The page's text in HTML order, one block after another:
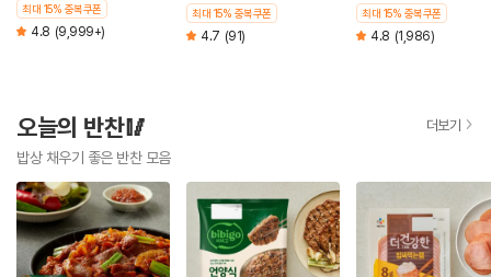
최대 15% 중복쿠폰
4.8 (9,999+)
최대 15% 중복쿠폰
4.7 (91)
최대 15% 중복쿠폰
4.8 (1,986)
오늘의 반찬🥢
밥상 채우기 좋은 반찬 모음
더보기